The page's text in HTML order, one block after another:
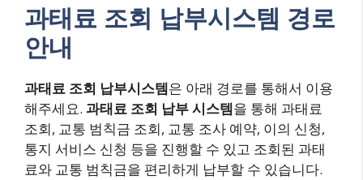
과태료 조회 납부시스템 경로
안내
과태료 조회 납부시스템은 아래 경로를 통해서 이용
해주세요. 과태료 조회 납부 시스템을 통해 과태료
조회, 교통 범칙금 조회, 교통 조사 예약, 이의 신청,
통지 서비스 신청 등을 진행할 수 있고 조회된 과태
료와 교통 범칙금을 편리하게 납부할 수 있습니다.